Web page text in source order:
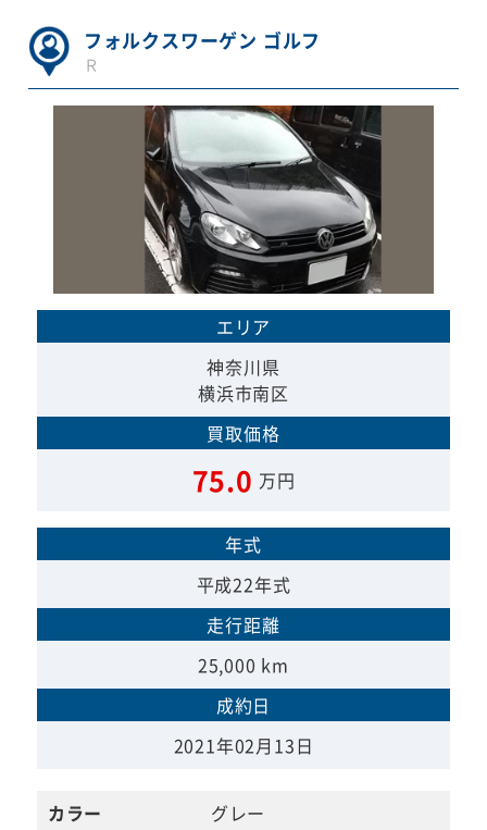
フォルクスワーゲン ゴルフ
Ｒ
エリア
神奈川県
横浜市南区
買取価格
75.0 万円
年式
平成22年式
走行距離
25,000 km
成約日
2021年02月13日
カラー
グレー